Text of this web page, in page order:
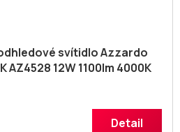
svítidlo Azzardo
AZ4528 12W 1100lm 4000K
Detail